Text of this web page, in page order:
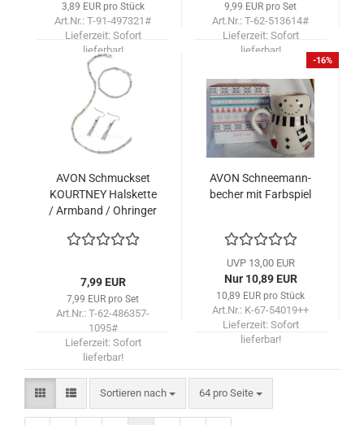
3,89 EUR pro Stück
Art.Nr.: T-91-497321#
Lieferzeit: Sofort
lieferbar!
9,99 EUR pro Set
Art.Nr.: T-62-513614#
Lieferzeit: Sofort
lieferbar!
AVON Schmuck­set
KOURT­NEY Hals­ket­te
/ Arm­band / Ohrin­ger
7,99 EUR
7,99 EUR pro Set
Art.Nr.: T-62-486357-
1095#
Lieferzeit: Sofort
lieferbar!
-16%
AVON Schnee­mann­
be­cher mit Farb­spiel
UVP 13,00 EUR
Nur 10,89 EUR
10,89 EUR pro Stück
Art.Nr.: K-67-54019++
Lieferzeit: Sofort
lieferbar!
Sortieren nach
Sortieren nach 64 pro Seite
pro Seite